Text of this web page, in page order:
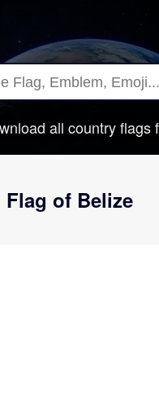
all country flags
Flag of Belize